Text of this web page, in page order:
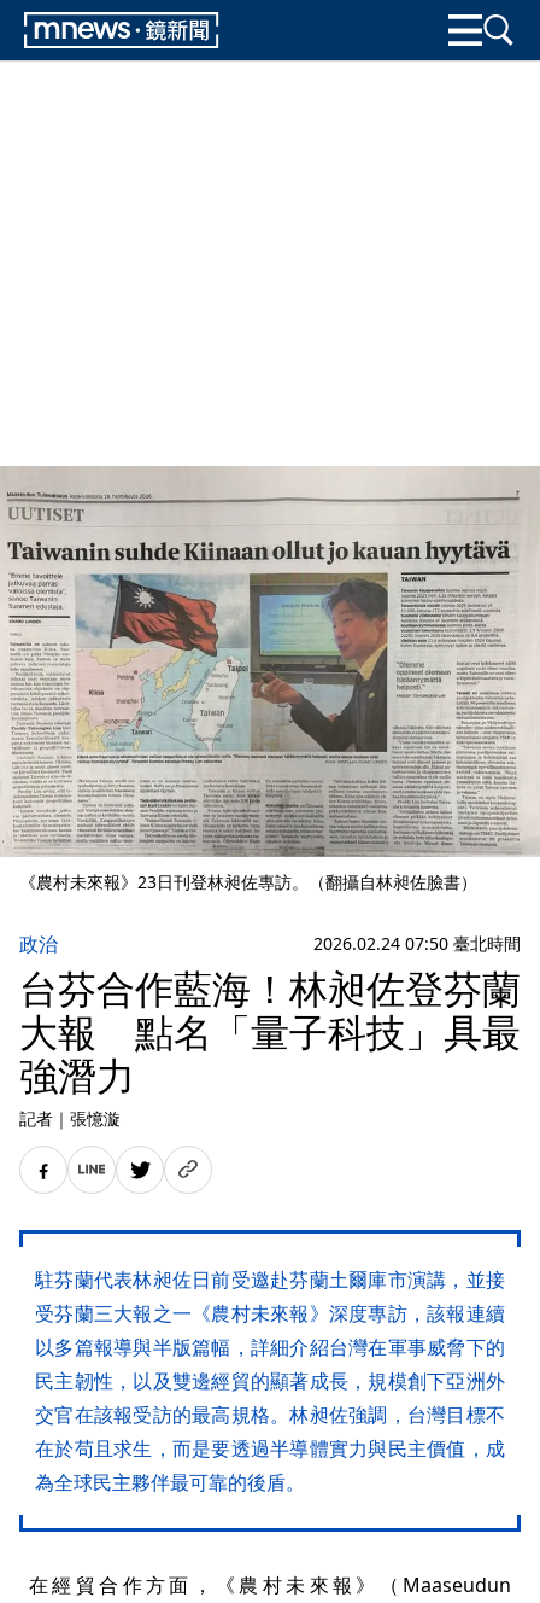
《農村未來報》23日刊登林昶佐專訪。（翻攝自林昶佐臉書）
政治 2026.02.24 07:50 臺北時間
台芬合作藍海！林昶佐登芬蘭
大報 點名「量子科技」具最
強潛力
記者 ｜ 張憶漩
駐芬蘭代表林昶佐日前受邀赴芬蘭土爾庫市演講，並接
受芬蘭三大報之一《農村未來報》深度專訪，該報連續
以多篇報導與半版篇幅，詳細介紹台灣在軍事威脅下的
民主韌性，以及雙邊經貿的顯著成長，規模創下亞洲外
交官在該報受訪的最高規格。林昶佐強調，台灣目標不
在於苟且求生，而是要透過半導體實力與民主價值，成
為全球民主夥伴最可靠的後盾。
在經貿合作方面，《農村未來報》（Maaseudun